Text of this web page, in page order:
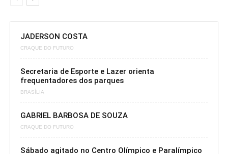
JADERSON COSTA
CRAQUE DO FUTURO
Secretaria de Esporte e Lazer orienta
frequentadores dos parques
BRASÍLIA
GABRIEL BARBOSA DE SOUZA
CRAQUE DO FUTURO
Sábado agitado no Centro Olímpico e Paralímpico